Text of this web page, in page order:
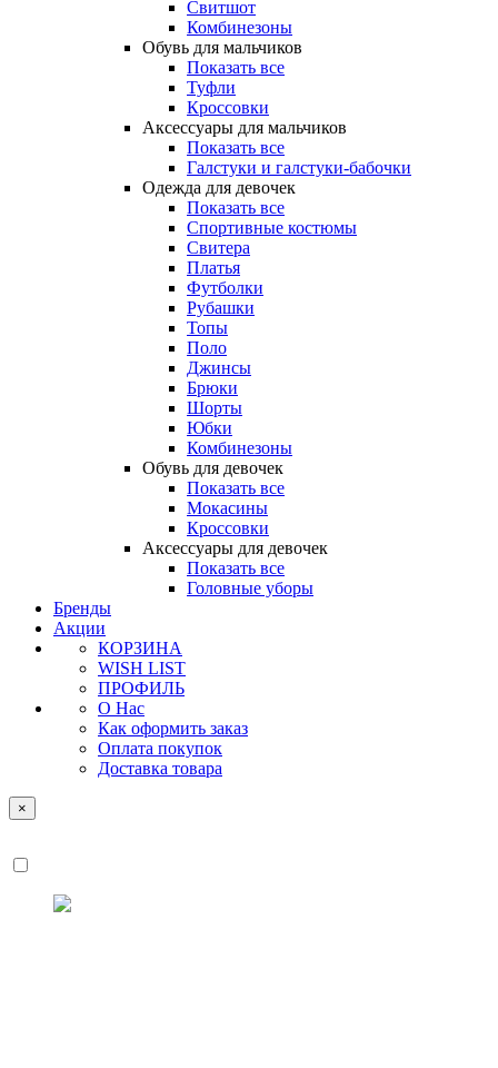
Свитшот
Комбинезоны
Обувь для мальчиков
Показать все
Туфли
Кроссовки
Аксессуары для мальчиков
Показать все
Галстуки и галстуки-бабочки
Одежда для девочек
Показать все
Спортивные костюмы
Свитера
Платья
Футболки
Рубашки
Топы
Поло
Джинсы
Брюки
Шорты
Юбки
Комбинезоны
Обувь для девочек
Показать все
Мокасины
Кроссовки
Аксессуары для девочек
Показать все
Головные уборы
Бренды
Акции
КОРЗИНА
WISH LIST
ПРОФИЛЬ
О Нас
Как оформить заказ
Оплата покупок
Доставка товара
×